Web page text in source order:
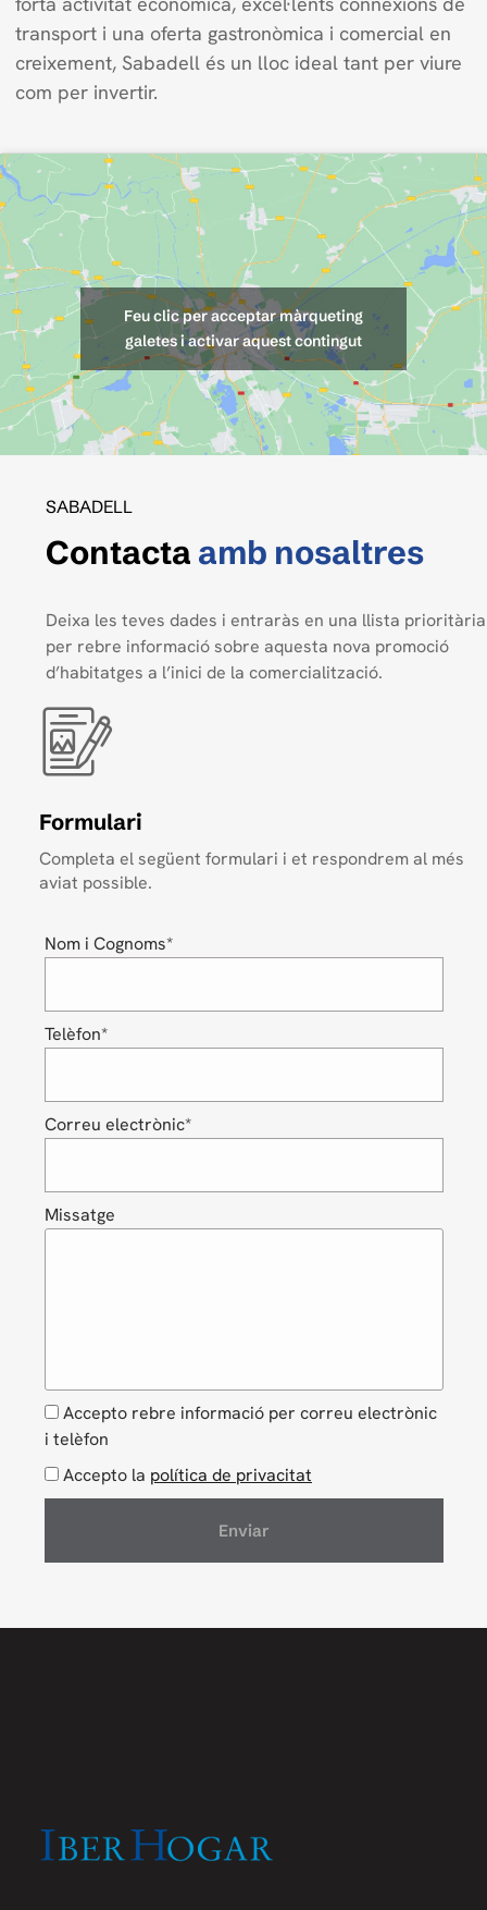
transport i una oferta gastronòmica i comercial en
creixement, Sabadell és un lloc ideal tant per viure
com per invertir.
Feu clic per acceptar màrqueting
galetes i activar aquest contingut
SABADELL
Contacta amb nosaltres
Deixa les teves dades i entraràs en una llista prioritària
per rebre informació sobre aquesta nova promoció
d’habitatges a l’inici de la comercialització.
Formulari
Completa el següent formulari i et respondrem al més
aviat possible.
Nom i Cognoms*
Telèfon*
Correu electrònic*
Missatge
Accepto rebre informació per correu electrònic
i telèfon
Accepto la política de privacitat
Enviar